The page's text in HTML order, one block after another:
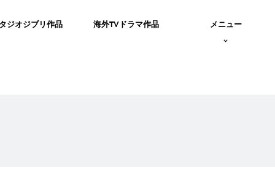
ジオジブリ作品 海外TVドラマ作品 メニュー